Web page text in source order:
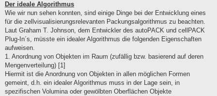
Der ideale Algorithmus
Wie wir nun sehen konnten, sind einige Dinge bei der Entwicklung eines
für die zellvisualisierungsrelevanten Packungsalgorithmus zu beachten.
Laut Graham T. Johnson, dem Entwickler des autoPACK und cellPACK
Plug-In´s, müsste ein idealer Algorithmus die folgenden Eigenschaften
aufweisen.
1. Anordnung von Objekten im Raum (zufällig bzw. basierend auf deren
Mengenverteilung) [1]
Hiermit ist die Anordnung von Objekten in allen möglichen Formen
gemeint, d.h. ein idealer Algorithmus muss in der Lage sein, in
spezifischen Volumina oder gewölbten Oberflächen Objekte